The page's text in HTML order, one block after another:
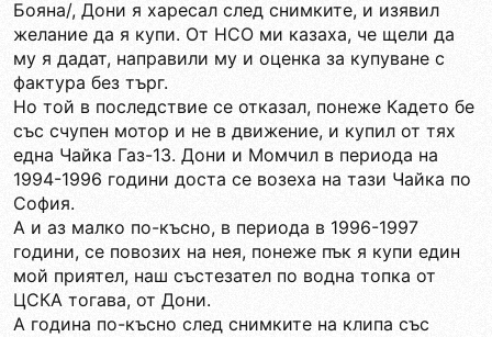
Бояна/, Дони я харесал след снимките, и изявил
желание да я купи. От НСО ми казаха, че щели да
му я дадат, направили му и оценка за купуване с
фактура без търг.
Но той в последствие се отказал, понеже Кадето бе
със счупен мотор и не в движение, и купил от тях
една Чайка Газ-13. Дони и Момчил в периода на
1994-1996 години доста се возеха на тази Чайка по
София.
А и аз малко по-късно, в периода в 1996-1997
години, се повозих на нея, понеже пък я купи един
мой приятел, наш състезател по водна топка от
ЦСКА тогава, от Дони.
А година по-късно след снимките на клипа със